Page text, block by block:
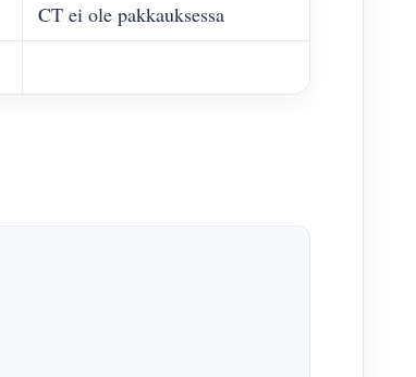
CT ei ole pakkauksessa